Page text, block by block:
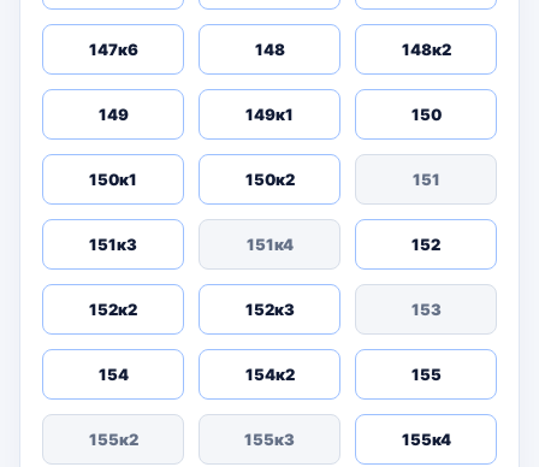
147к6 148 148к2
149 149к1 150
150к1 150к2 151
151к3 151к4 152
152к2 152к3 153
154 154к2 155
155к2 155к3 155к4